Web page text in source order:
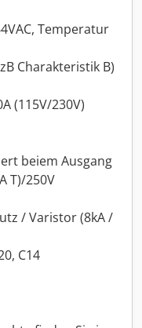
Temperatur
Charakteristik B)
(115V/230V)
beiem Ausgang
T)/250V
/ Varistor (8kA /
C14